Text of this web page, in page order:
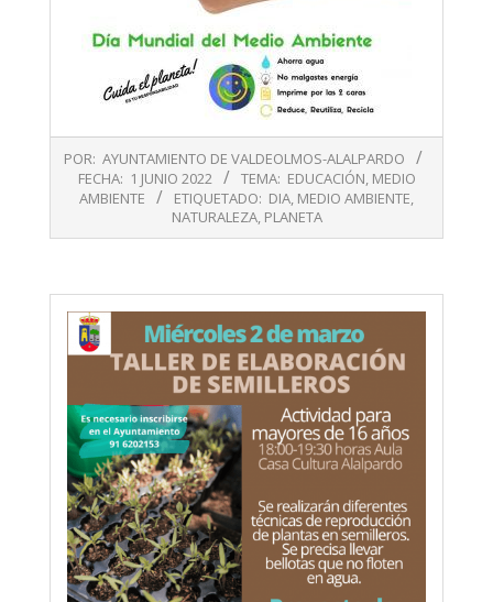
06-
POR: AYUNTAMIENTO DE VALDEOLMOS-ALALPARDO
FECHA: 1 JUNIO 2022 TEMA: EDUCACIÓN, MEDIO
AMBIENTE
ETIQUETADO: DIA, MEDIO AMBIENTE,
NATURALEZA, PLANETA